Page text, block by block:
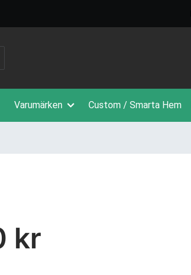
Varumärken Custom / Smarta Hem
kr